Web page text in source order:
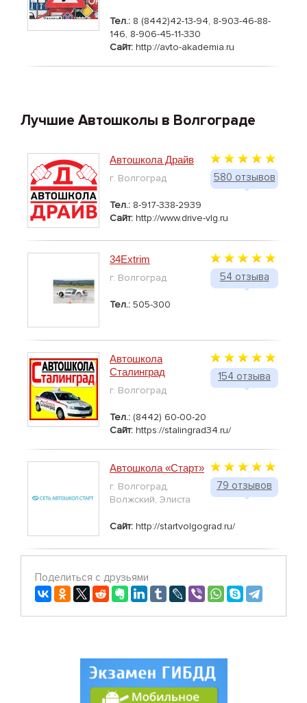
Тел.: 8 (8442)42-13-94, 8-903-46-88-
146, 8-906-45-11-330
Сайт: http://avto-akademia.ru
Лучшие Автошколы в Волгограде
580 отзывов
Автошкола Драйв
г. Волгоград
Тел.: 8-917-338-2939
Сайт: http://www.drive-vlg.ru
54 отзыва
34Extrim
г. Волгоград
Тел.: 505-300
154 отзыва
Автошкола
Сталинград
г. Волгоград
Тел.: (8442) 60-00-20
Сайт: https://stalingrad34.ru/
79 отзывов
Автошкола «Старт»
г. Волгоград,
Волжский, Элиста
Сайт: http://startvolgograd.ru/
Поделиться с друзьями